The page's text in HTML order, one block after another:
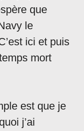
que
le
ici et puis
mort
est que je
j’ai